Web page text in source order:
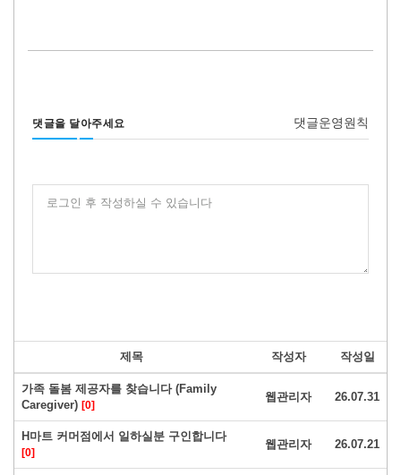
댓글을 달아주세요 댓글운영원칙
로그인 후 작성하실 수 있습니다
제목 작성자 작성일
가족 돌봄 제공자를 찾습니다 (Family
Caregiver) [0]
웹관리자 26.07.31
H마트 커머점에서 일하실분 구인합니다
[0]
웹관리자 26.07.21